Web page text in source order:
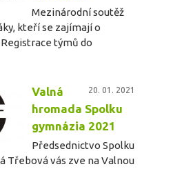
Mezinárodní soutěž
kteří se zajímají o
týmů do
20. 01. 2021
Valná
hromada Spolku
gymnázia 2021
Předsednictvo Spolku
Třebová vás zve na Valnou